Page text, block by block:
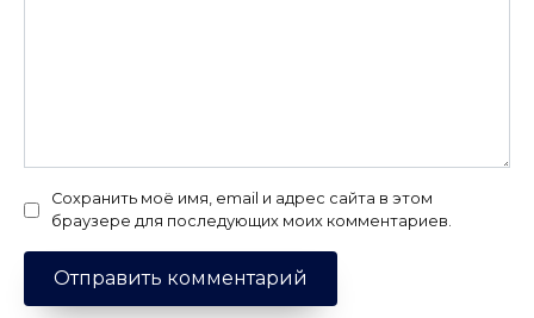
Сохранить моё имя, email и адрес сайта в этом
браузере для последующих моих комментариев.